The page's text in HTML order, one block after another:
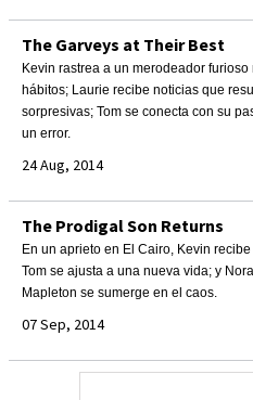
The Garveys at Their Best
Kevin rastrea a un merodeador
hábitos; Laurie recibe noticias que
sorpresivas; Tom se conecta con su
un error.
24 Aug, 2014
The Prodigal Son Returns
En un aprieto en El Cairo, Kevin
Tom se ajusta a una nueva vida; y
Mapleton se sumerge en el caos.
07 Sep, 2014